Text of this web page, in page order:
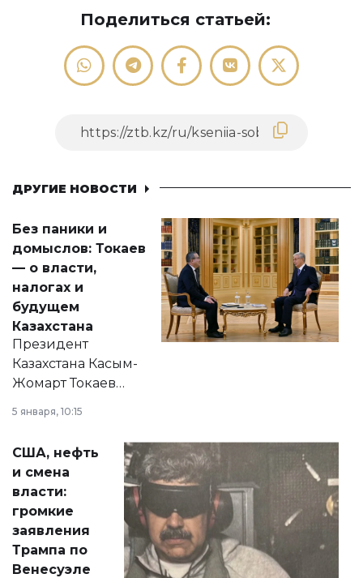
Поделиться статьей:
ДРУГИЕ НОВОСТИ
Без паники и
домыслов: Токаев
— о власти,
налогах и
будущем
Казахстана
Президент
Казахстана Касым-
Жомарт Токаев
сразу несколько
актуальных тем —
от слухов о
политических
реформах до
вопросов армии,
экономики и
личного здоровья.
5 января, 10:15
США, нефть
и смена
власти:
громкие
заявления
Трампа по
Венесуэле